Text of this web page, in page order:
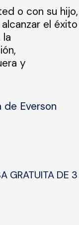
o con su hijo,
el éxito
y
de Everson
GRATUITA DE 3